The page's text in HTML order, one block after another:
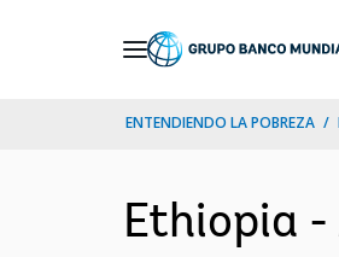
ENTENDIENDO LA POBREZA
Ethiopia -